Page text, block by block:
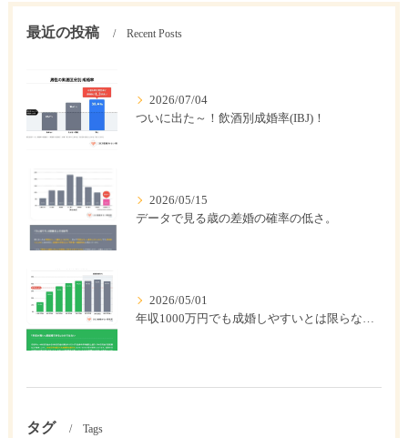
最近の投稿 Recent Posts
2026/07/04
ついに出た～！飲酒別成婚率(IBJ)！
2026/05/15
データで見る歳の差婚の確率の低さ。
2026/05/01
年収1000万円でも成婚しやすいとは限らない? 「年収帯別の成婚率」のリアル
タグ Tags